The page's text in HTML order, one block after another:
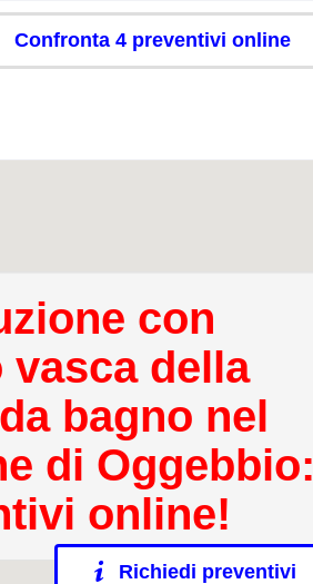
Confronta 4 preventivi online
con
vasca della
bagno nel
di Oggebbio:
online!
Richiedi preventivi